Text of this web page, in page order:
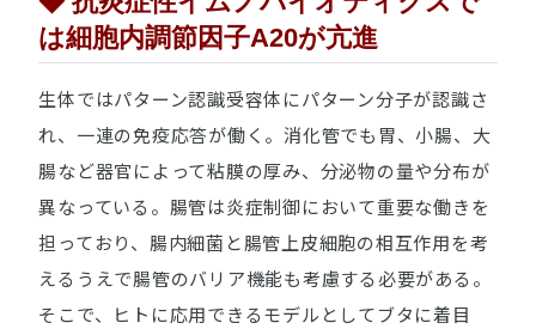
は細胞内調節因子A20が亢進
生体ではパターン認識受容体にパターン分子が認識さ
れ、一連の免疫応答が働く。消化管でも胃、小腸、大
腸など器官によって粘膜の厚み、分泌物の量や分布が
異なっている。腸管は炎症制御において重要な働きを
担っており、腸内細菌と腸管上皮細胞の相互作用を考
えるうえで腸管のバリア機能も考慮する必要がある。
そこで、ヒトに応用できるモデルとしてブタに着目